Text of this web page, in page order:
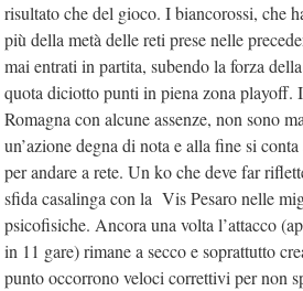
risultato che del gioco. I biancorossi, che
più della metà delle reti prese nelle
mai entrati in partita, subendo la forza
quota diciotto punti in piena zona playoff.
Romagna con alcune assenze, non sono
un’azione degna di nota e alla fine si
per andare a rete. Un ko che deve far
sfida casalinga con la Vis Pesaro nelle
psicofisiche. Ancora una volta l’attacco
in 11 gare) rimane a secco e soprattutto
punto occorrono veloci correttivi per non